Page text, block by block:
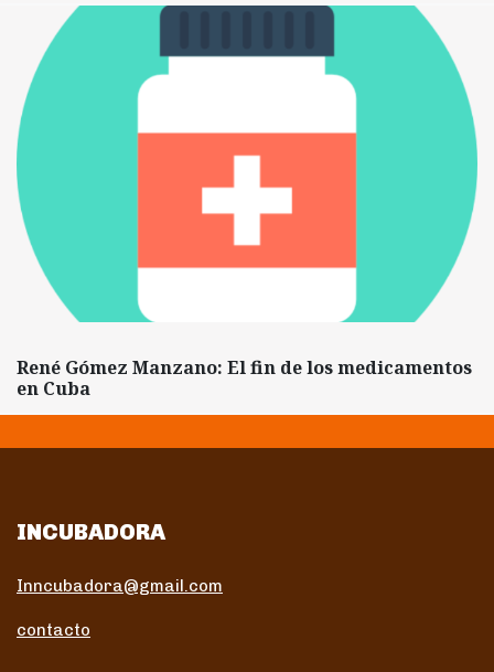
René Gómez Manzano: El fin de los medicamentos
en Cuba
INCUBADORA
Inncubadora@gmail.com
contacto